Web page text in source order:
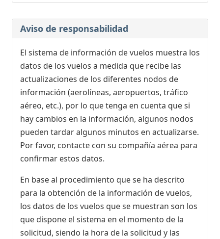
Aviso de responsabilidad
El sistema de información de vuelos muestra los
datos de los vuelos a medida que recibe las
actualizaciones de los diferentes nodos de
información (aerolíneas, aeropuertos, tráfico
aéreo, etc.), por lo que tenga en cuenta que si
hay cambios en la información, algunos nodos
pueden tardar algunos minutos en actualizarse.
Por favor, contacte con su compañía aérea para
confirmar estos datos.
En base al procedimiento que se ha descrito
para la obtención de la información de vuelos,
los datos de los vuelos que se muestran son los
que dispone el sistema en el momento de la
solicitud, siendo la hora de la solicitud y las